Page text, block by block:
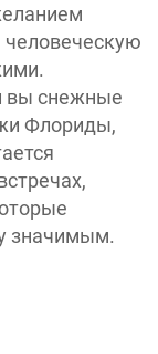
человеческую
вы снежные
Флориды,
значимым.